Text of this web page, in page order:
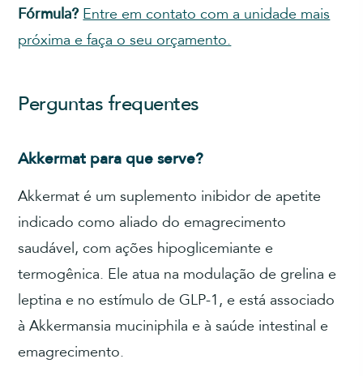
Fórmula? Entre em contato com a unidade mais
próxima e faça o seu orçamento.
Perguntas frequentes
Akkermat para que serve?
Akkermat é um suplemento inibidor de apetite
indicado como aliado do emagrecimento
saudável, com ações hipoglicemiante e
termogênica. Ele atua na modulação de grelina e
leptina e no estímulo de GLP-1, e está associado
à Akkermansia muciniphila e à saúde intestinal e
emagrecimento.